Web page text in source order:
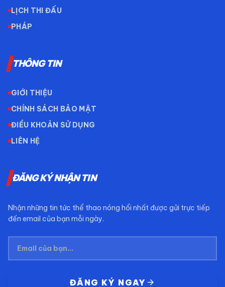
LỊCH THI ĐẤU
PHÁP
THÔNG TIN
GIỚI THIỆU
CHÍNH SÁCH BẢO MẬT
ĐIỀU KHOẢN SỬ DỤNG
LIÊN HỆ
ĐĂNG KÝ NHẬN TIN
Nhận những tin tức thể thao nóng hổi nhất được gửi trực tiếp
đến email của bạn mỗi ngày.
ĐĂNG KÝ NGAY arrow_forward